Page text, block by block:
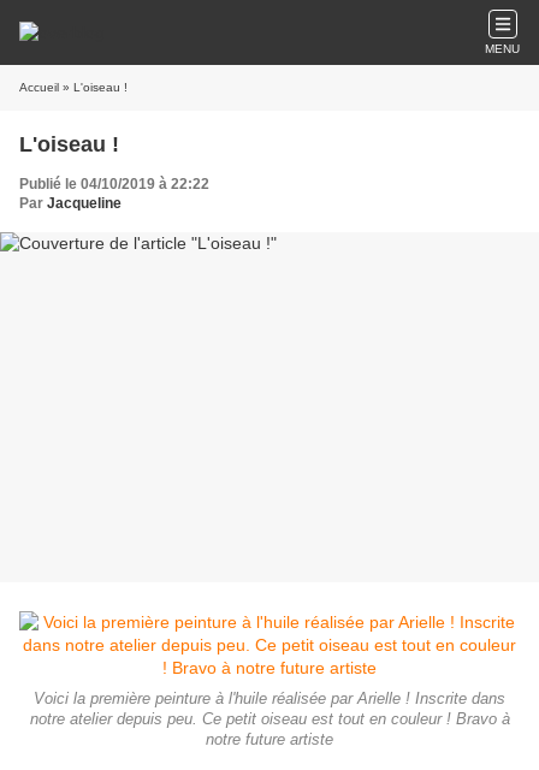
MENU
Accueil » L'oiseau !
L'oiseau !
Publié le 04/10/2019 à 22:22
Par Jacqueline
Voici la première peinture à l'huile réalisée par Arielle ! Inscrite dans
notre atelier depuis peu. Ce petit oiseau est tout en couleur ! Bravo à
notre future artiste